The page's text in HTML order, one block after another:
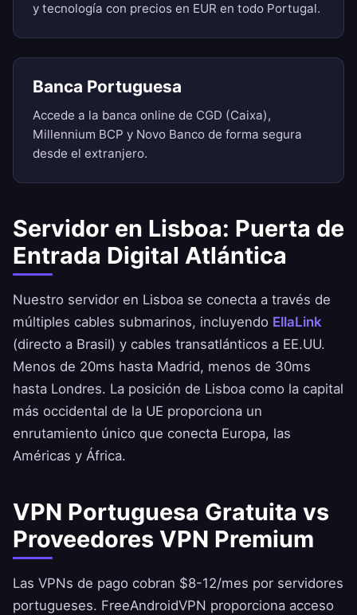
y tecnología con precios en EUR en todo Portugal.
Banca Portuguesa
Accede a la banca online de CGD (Caixa),
Millennium BCP y Novo Banco de forma segura
desde el extranjero.
Servidor en Lisboa: Puerta de
Entrada Digital Atlántica
Nuestro servidor en Lisboa se conecta a través de
múltiples cables submarinos, incluyendo EllaLink
(directo a Brasil) y cables transatlánticos a EE.UU.
Menos de 20ms hasta Madrid, menos de 30ms
hasta Londres. La posición de Lisboa como la capital
más occidental de la UE proporciona un
enrutamiento único que conecta Europa, las
Américas y África.
VPN Portuguesa Gratuita vs
Proveedores VPN Premium
Las VPNs de pago cobran $8-12/mes por servidores
portugueses. FreeAndroidVPN proporciona acceso